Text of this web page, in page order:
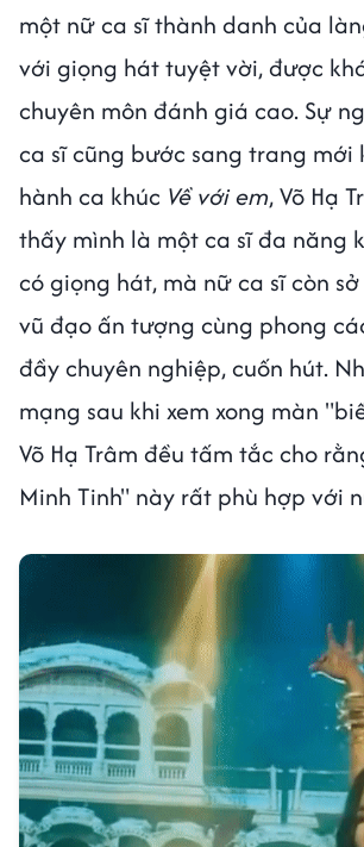
một nữ ca sĩ thành danh của
với giọng hát tuyệt vời, được
chuyên môn đánh giá cao. Sự
ca sĩ cũng bước sang trang
hành ca khúc Về với em, Võ Hạ
thấy mình là một ca sĩ đa năng
có giọng hát, mà nữ ca sĩ còn
vũ đạo ấn tượng cùng phong
đầy chuyên nghiệp, cuốn hút.
mạng sau khi xem xong màn
Võ Hạ Trâm đều tấm tắc cho
Minh Tinh" này rất phù hợp với